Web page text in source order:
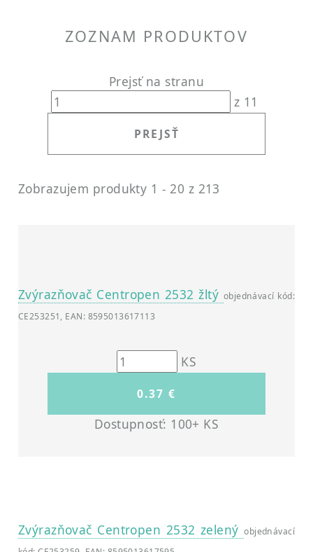
ZOZNAM PRODUKTOV
Prejsť na stranu
z 11
Zobrazujem produkty 1 - 20 z 213
Zvýrazňovač Centropen 2532 žltý objednávací kód:
CE253251, EAN: 8595013617113
KS
Dostupnosť: 100+ KS
Zvýrazňovač Centropen 2532 zelenýobjednávací